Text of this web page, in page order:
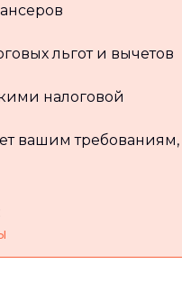
льгот и вычетов
налоговой
вашим требованиям,